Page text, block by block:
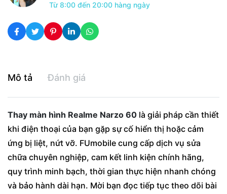
Từ 8:00 đến 20:00 hàng ngày
Mô tả Đánh giá
Thay màn hình Realme Narzo 60 là giải pháp cần thiết
khi điện thoại của bạn gặp sự cố hiển thị hoặc cảm
ứng bị liệt, nứt vỡ. FUmobile cung cấp dịch vụ sửa
chữa chuyên nghiệp, cam kết linh kiện chính hãng,
quy trình minh bạch, thời gian thực hiện nhanh chóng
và bảo hành dài hạn. Mời bạn đọc tiếp tục theo dõi bài